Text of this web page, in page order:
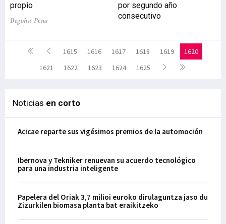
propio
Begoña Pena
por segundo año
consecutivo
1615 1616 1617 1618 1619
1620
1621
1622 1623 1624 1625
Noticias en corto
Acicae reparte sus vigésimos premios de la automoción
Ibernova y Tekniker renuevan su acuerdo tecnológico
para una industria inteligente
Papelera del Oriak 3,7 milioi euroko dirulaguntza jaso du
Zizurkilen biomasa planta bat eraikitzeko